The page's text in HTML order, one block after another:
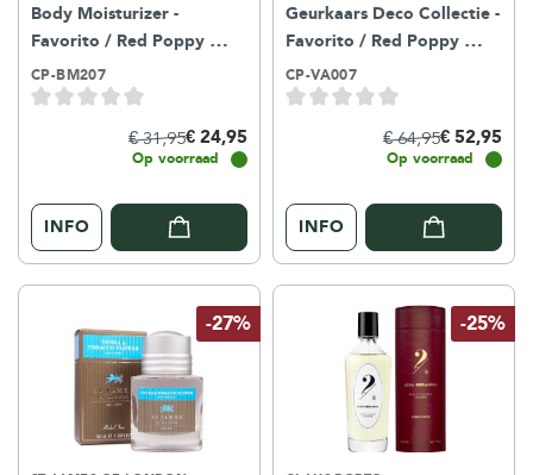
Body Moisturizer -
Favorito / Red Poppy
300ml
CP-BM207
€ 31,95€ 24,95
Op voorraad
INFO
Geurkaars Deco Collectie -
Favorito / Red Poppy
270g
CP-VA007
€ 64,95€ 52,95
Op voorraad
INFO
-27% -25%